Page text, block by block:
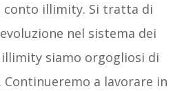
conto illimity. Si tratta di
nel sistema dei
siamo orgogliosi di
a lavorare in